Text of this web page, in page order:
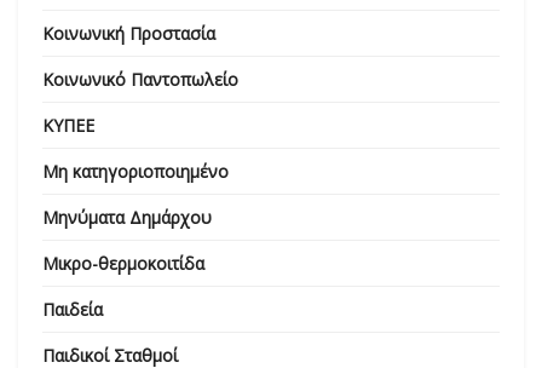
Κοινωνική Προστασία
Κοινωνικό Παντοπωλείο
ΚΥΠΕΕ
Μη κατηγοριοποιημένο
Μηνύματα Δημάρχου
Μικρο-θερμοκοιτίδα
Παιδεία
Παιδικοί Σταθμοί